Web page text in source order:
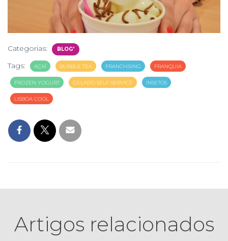
Categorias: BLOG'
Tags: AÇAÍ BUBBLE TEA FRANCHISING FRANQUIA
FROZEN YOGURT GELADO SELF-SERVICE INSETOS
LISBOA COOL
Artigos relacionados